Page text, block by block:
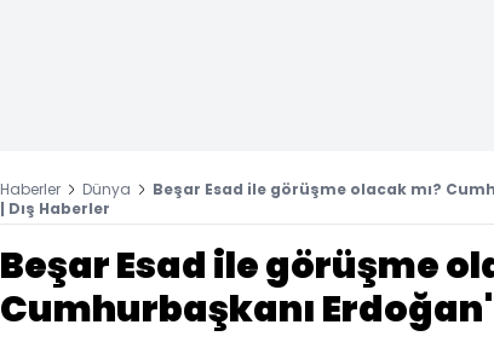
Haberler Dünya
Beşar Esad ile görüşme olacak mı?
| Dış Haberler
Beşar Esad ile görüşme
Cumhurbaşkanı